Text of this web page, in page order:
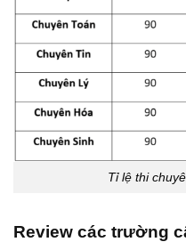
Tỉ lệ thi
Review các trường